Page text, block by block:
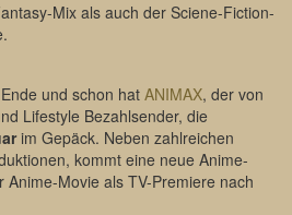
Mix als auch der Sciene-Fiction-
und schon hat ANIMAX, der von
Lifestyle Bezahlsender, die
im Gepäck. Neben zahlreichen
kommt eine neue Anime-
Movie als TV-Premiere nach